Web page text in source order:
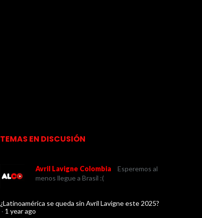
TEMAS EN DISCUSIÓN
Avril Lavigne Colombia
Esperemos al
menos llegue a Brasil :(
¿Latinoamérica se queda sin Avril Lavigne este 2025?
· 1 year ago